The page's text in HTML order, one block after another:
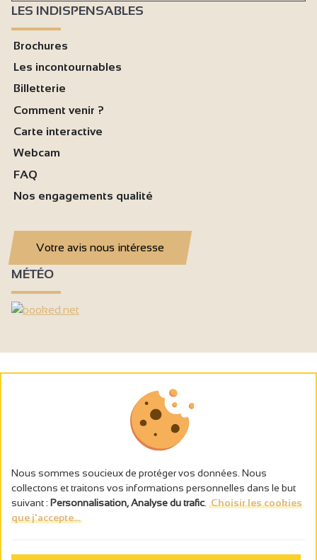
LES INDISPENSABLES
Brochures
Les incontournables
Billetterie
Comment venir ?
Carte interactive
Webcam
FAQ
Nos engagements qualité
Votre avis nous intéresse
MÉTÉO
L’abus d’alcool est dangereux pour la santé, à consommer avec
Nous sommes soucieux de protéger vos données. Nous
collectons et traitons vos informations personnelles dans le but
suivant : Personnalisation, Analyse du trafic Choisir les cookies
que j'accepte...